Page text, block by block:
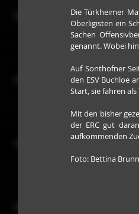
Die Türkheimer
Oberligisten ein
Sachen
genannt. Wobei
Auf Sonthofner
den ESV Buchloe
Start, sie fahren
Mit den bisher
der ERC gut
aufkommenden
Foto: Bettina